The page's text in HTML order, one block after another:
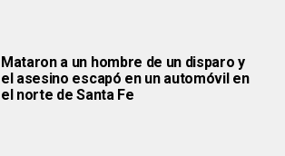
Mataron a un hombre de un disparo y
el asesino escapó en un automóvil en
el norte de Santa Fe